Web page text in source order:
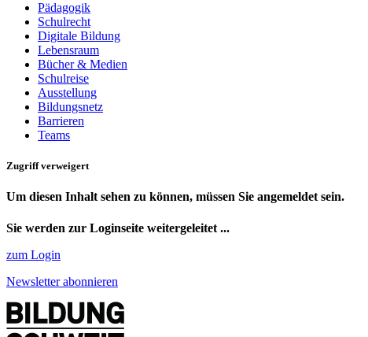
Pädagogik
Schulrecht
Digitale Bildung
Lebensraum
Bücher & Medien
Schulreise
Ausstellung
Bildungsnetz
Barrieren
Teams
Zugriff verweigert
Um diesen Inhalt sehen zu können, müssen Sie angemeldet sein.
Sie werden zur Loginseite weitergeleitet ...
zum Login
Newsletter abonnieren